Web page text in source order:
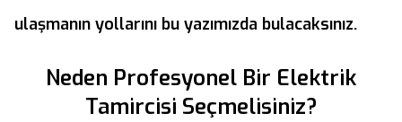
ulaşmanın yollarını bu yazımızda bulacaksınız.
Neden Profesyonel Bir Elektrik
Tamircisi Seçmelisiniz?